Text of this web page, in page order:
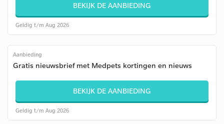
BEKIJK DE AANBIEDING
Geldig t/m Aug 2026
Aanbieding
Gratis nieuwsbrief met Medpets kortingen en nieuws
BEKIJK DE AANBIEDING
Geldig t/m Aug 2026